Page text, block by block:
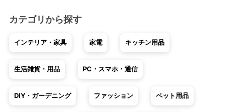
カテゴリから探す
インテリア・家具 家電 キッチン用品
生活雑貨・用品 PC・スマホ・通信
DIY・ガーデニング ファッション ペット用品